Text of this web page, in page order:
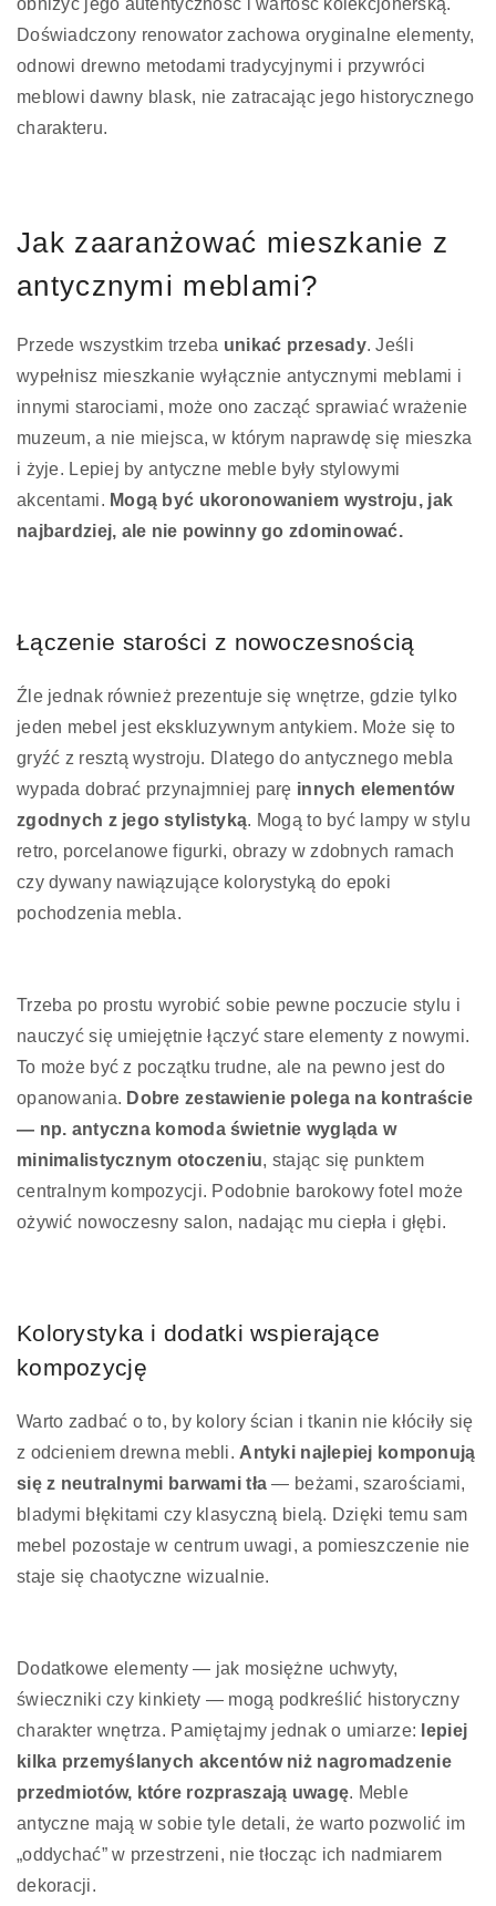
obniżyć jego autentyczność i wartość kolekcjonerską.
Doświadczony renowator zachowa oryginalne elementy,
odnowi drewno metodami tradycyjnymi i przywróci
meblowi dawny blask, nie zatracając jego historycznego
charakteru.
Jak zaaranżować mieszkanie z
antycznymi meblami?
Przede wszystkim trzeba unikać przesady. Jeśli
wypełnisz mieszkanie wyłącznie antycznymi meblami i
innymi starociami, może ono zacząć sprawiać wrażenie
muzeum, a nie miejsca, w którym naprawdę się mieszka
i żyje. Lepiej by antyczne meble były stylowymi
akcentami. Mogą być ukoronowaniem wystroju, jak
najbardziej, ale nie powinny go zdominować.
Łączenie starości z nowoczesnością
Źle jednak również prezentuje się wnętrze, gdzie tylko
jeden mebel jest ekskluzywnym antykiem. Może się to
gryźć z resztą wystroju. Dlatego do antycznego mebla
wypada dobrać przynajmniej parę innych elementów
zgodnych z jego stylistyką. Mogą to być lampy w stylu
retro, porcelanowe figurki, obrazy w zdobnych ramach
czy dywany nawiązujące kolorystyką do epoki
pochodzenia mebla.
Trzeba po prostu wyrobić sobie pewne poczucie stylu i
nauczyć się umiejętnie łączyć stare elementy z nowymi.
To może być z początku trudne, ale na pewno jest do
opanowania. Dobre zestawienie polega na kontraście
— np. antyczna komoda świetnie wygląda w
minimalistycznym otoczeniu, stając się punktem
centralnym kompozycji. Podobnie barokowy fotel może
ożywić nowoczesny salon, nadając mu ciepła i głębi.
Kolorystyka i dodatki wspierające
kompozycję
Warto zadbać o to, by kolory ścian i tkanin nie kłóciły się
z odcieniem drewna mebli. Antyki najlepiej komponują
się z neutralnymi barwami tła — beżami, szarościami,
bladymi błękitami czy klasyczną bielą. Dzięki temu sam
mebel pozostaje w centrum uwagi, a pomieszczenie nie
staje się chaotyczne wizualnie.
Dodatkowe elementy — jak mosiężne uchwyty,
świeczniki czy kinkiety — mogą podkreślić historyczny
charakter wnętrza. Pamiętajmy jednak o umiarze: lepiej
kilka przemyślanych akcentów niż nagromadzenie
przedmiotów, które rozpraszają uwagę. Meble
antyczne mają w sobie tyle detali, że warto pozwolić im
„oddychać” w przestrzeni, nie tłocząc ich nadmiarem
dekoracji.